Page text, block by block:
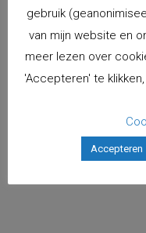
gebruik
van mijn website en
meer lezen over
'Accepteren' te
Accepteren